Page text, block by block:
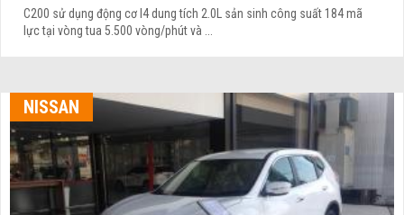
C200 sử dụng động cơ I4 dung tích 2.0L sản sinh công suất 184 mã
lực tại vòng tua 5.500 vòng/phút và ...
NISSAN